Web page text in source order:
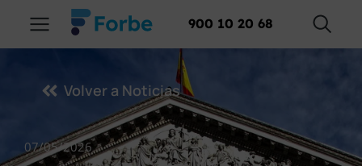
900 10 20 68
Volver a Noticias
07/05/2026